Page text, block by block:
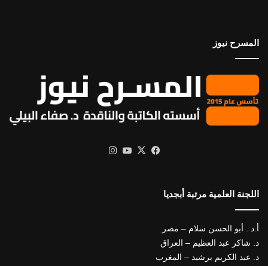
المسرح نيوز
فيسبوك
X يوتيوب
اللجنة العلمية مرتبة أبجديا
أ.د . أبو الحسن سلام – مصر
د. شاكر عبد العظيم – العراق
د. عبد الكريم برشيد – المغرب